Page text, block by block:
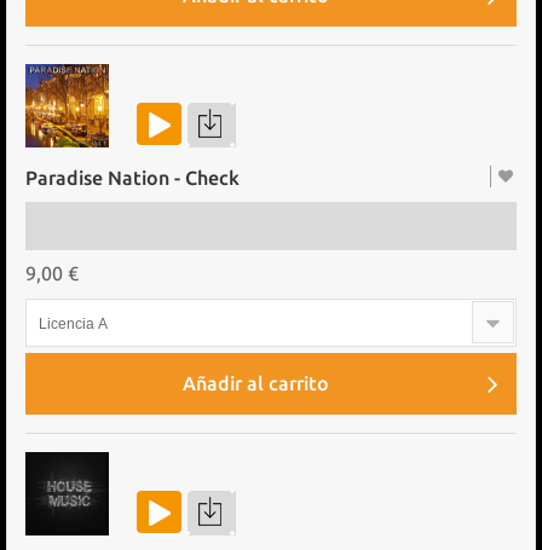
Paradise Nation - Check
9,00 €
Licencia A
Añadir al carrito